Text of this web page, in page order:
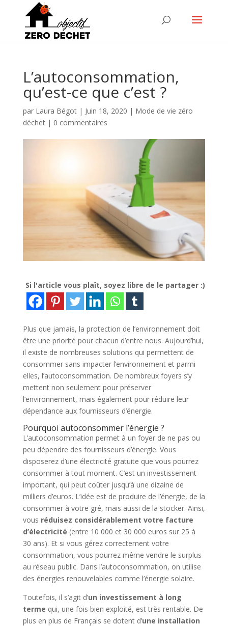
L’autoconsommation,
qu’est-ce que c’est ?
par Laura Bégot| Juin 18, 2020 | Mode de vie zéro
déchet| 0 commentaires
Si l'article vous plaît, soyez libre de le partager :)
Plus que jamais, la protection de l’environnement doit
être une priorité pour chacun d’entre nous. Aujourd’hui,
il existe de nombreuses solutions qui permettent de
consommer sans impacter l’environnement et parmi
elles, l’autoconsommation. De nombreux foyers s’y
mettent non seulement pour préserver
l’environnement, mais également pour réduire leur
dépendance aux fournisseurs d’énergie.
Pourquoi autoconsommer l’énergie ?
L’autoconsommation permet à un foyer de ne pas ou
peu dépendre des fournisseurs d’énergie. Vous
disposerez d’une électricité gratuite que vous pourrez
consommer à tout moment. C’est un investissement
important, qui peut coûter jusqu’à une dizaine de
milliers d’euros. L’idée est de produire de l’énergie, de la
consommer à votre gré, mais aussi de la stocker. Ainsi,
vous réduisez considérablement votre facture
d’électricité (entre 10 000 et 30 000 euros sur 25 à
30 ans). Et si vous gérez correctement votre
consommation, vous pourrez même vendre le surplus
au réseau public. Dans l’autoconsommation, on utilise
des énergies renouvelables comme l’énergie solaire.
Toutefois, il s’agit d’un investissement à long
terme qui, une fois bien exploité, est très rentable. De
plus en plus de Français se dotent d’une installation